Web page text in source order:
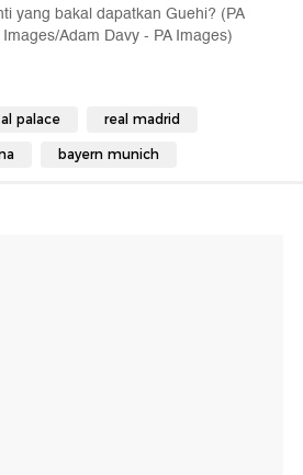
yang bakal dapatkan Guehi? (PA
Adam Davy - PA Images)
palace real madrid
bayern munich